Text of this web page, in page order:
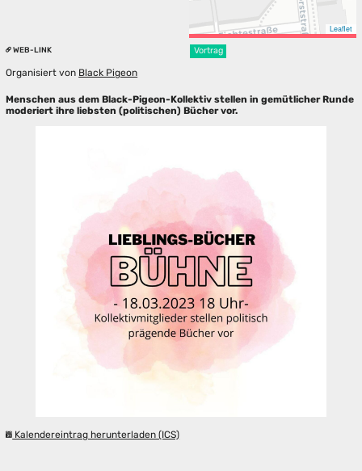
Leaflet
WEB-LINK Vortrag
Organisiert von Black Pigeon
Menschen aus dem Black-Pigeon-Kollektiv stellen in gemütlicher Runde
moderiert ihre liebsten (politischen) Bücher vor.
Kalendereintrag herunterladen (ICS)